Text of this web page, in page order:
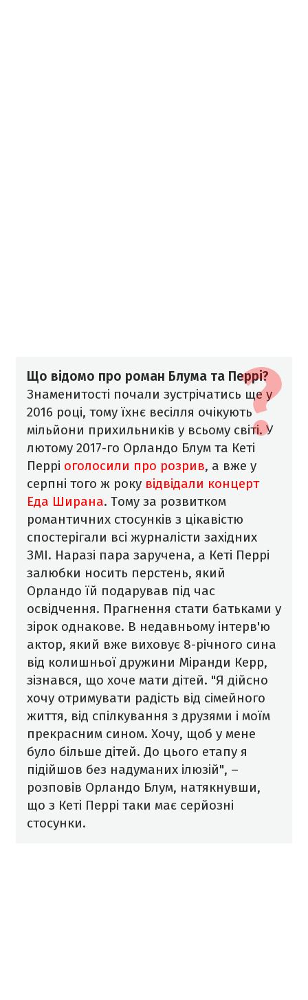
Що відомо про роман Блума та Перрі?
Знаменитості почали зустрічатись ще у
2016 році, тому їхнє весілля очікують
мільйони прихильників у всьому світі. У
лютому 2017-го Орландо Блум та Кеті
Перрі оголосили про розрив, а вже у
серпні того ж року відвідали концерт
Еда Ширана. Тому за розвитком
романтичних стосунків з цікавістю
спостерігали всі журналісти західних
ЗМІ. Наразі пара заручена, а Кеті Перрі
залюбки носить перстень, який
Орландо їй подарував під час
освідчення. Прагнення стати батьками у
зірок однакове. В недавньому інтерв'ю
актор, який вже виховує 8-річного сина
від колишньої дружини Міранди Керр,
зізнався, що хоче мати дітей. "Я дійсно
хочу отримувати радість від сімейного
життя, від спілкування з друзями і моїм
прекрасним сином. Хочу, щоб у мене
було більше дітей. До цього етапу я
підійшов без надуманих ілюзій", –
розповів Орландо Блум, натякнувши,
що з Кеті Перрі таки має серйозні
стосунки.